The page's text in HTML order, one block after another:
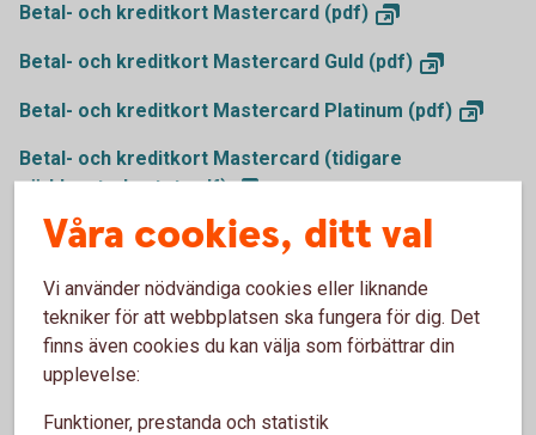
Betal- och kreditkort Mastercard (pdf)
Betal- och kreditkort Mastercard Guld (pdf)
Betal- och kreditkort Mastercard Platinum (pdf)
Betal- och kreditkort Mastercard (tidigare
världsnaturkortet,pdf)
Historiska villkor
Historiska
Våra cookies, ditt val
Vi använder nödvändiga cookies eller liknande
tekniker för att webbplatsen ska fungera för dig. Det
finns även cookies du kan välja som förbättrar din
upplevelse:
Funktioner, prestanda och statistik